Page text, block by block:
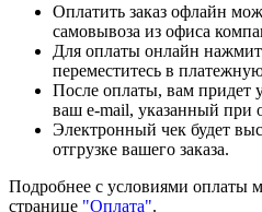
Оплатить заказ офлайн
самовывоза из офиса
Для оплаты онлайн
переместитесь в
После оплаты, вам придет
ваш e-mail, указанный при
Электронный чек будет
отгрузке вашего заказа.
Подробнее с условиями оплаты
странице "Оплата".